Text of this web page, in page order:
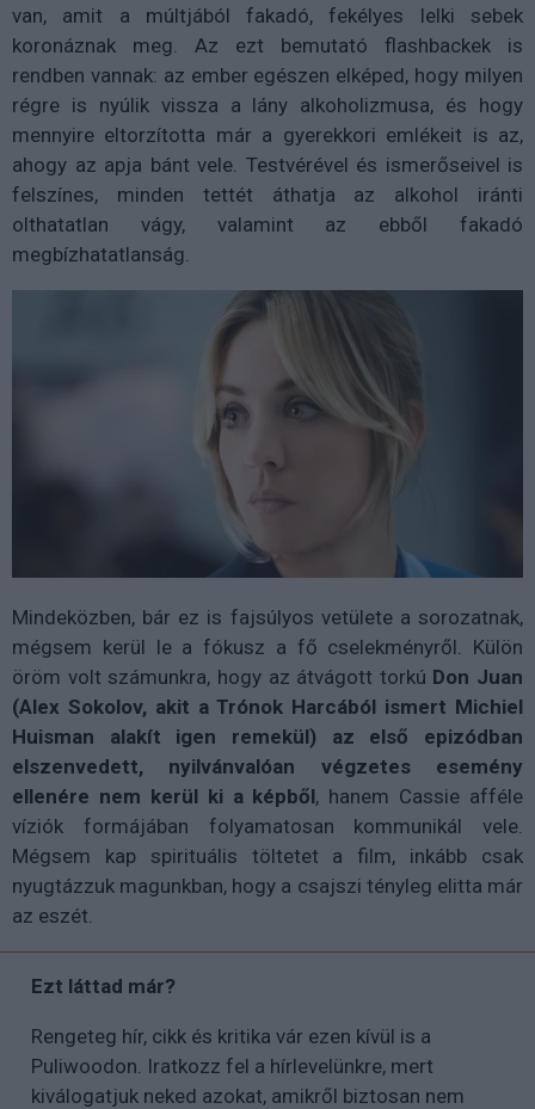
van, amit a múltjából fakadó, fekélyes lelki sebek
koronáznak meg. Az ezt bemutató flashbackek is
rendben vannak: az ember egészen elképed, hogy milyen
régre is nyúlik vissza a lány alkoholizmusa, és hogy
mennyire eltorzította már a gyerekkori emlékeit is az,
ahogy az apja bánt vele. Testvérével és ismerőseivel is
felszínes, minden tettét áthatja az alkohol iránti
olthatatlan vágy, valamint az ebből fakadó
megbízhatatlanság.
Mindeközben, bár ez is fajsúlyos vetülete a sorozatnak,
mégsem kerül le a fókusz a fő cselekményről. Külön
öröm volt számunkra, hogy az átvágott torkú Don Juan
(Alex Sokolov, akit a Trónok Harcából ismert Michiel
Huisman alakít igen remekül) az első epizódban
elszenvedett, nyilvánvalóan végzetes esemény
ellenére nem kerül ki a képből, hanem Cassie afféle
víziók formájában folyamatosan kommunikál vele.
Mégsem kap spirituális töltetet a film, inkább csak
nyugtázzuk magunkban, hogy a csajszi tényleg elitta már
az eszét.
Ezt láttad már?
Rengeteg hír, cikk és kritika vár ezen kívül is a
Puliwoodon. Iratkozz fel a hírlevelünkre, mert
kiválogatjuk neked azokat, amikről biztosan nem